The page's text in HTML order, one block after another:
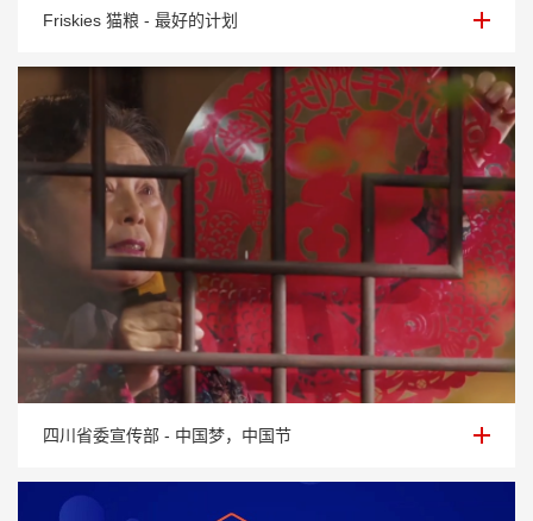
Friskies 猫粮 - 最好的计划
Friskies 猫粮 - 最好的计划
四川省委宣传部 - 中国梦，中国节
四川省委宣传部 - 中国梦，中国节